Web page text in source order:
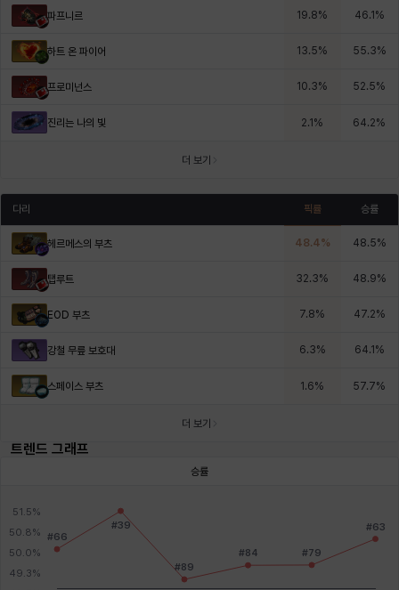
파프니르 19.8% 46.1 %
하트 온 파이어 13.5% 55.3%
프로미넌스 10.3% 52.5%
진리는 나의 빛 2.1 % 64.2%
더 보기
다리 픽률 승률
헤르메스의 부츠 48.4% 48.5%
탭루트 32.3% 48.9%
EOD 부츠 7.8% 47.2%
강철 무릎 보호대 6.3% 64.1 %
스페이스 부츠 1.6% 57.7%
더 보기
트렌드 그래프
승률